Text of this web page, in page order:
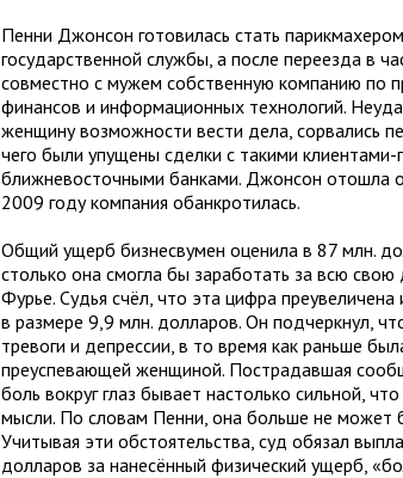
Пенни Джонсон готовилась стать
государственной службы, а после переезда в
совместно с мужем собственную компанию по
финансов и информационных технологий.
женщину возможности вести дела, сорвались
чего были упущены сделки с такими
ближневосточными банками. Джонсон отошла
2009 году компания обанкротилась.
Общий ущерб бизнесвумен оценила в 87 млн.
столько она смогла бы заработать за всю свою
Фурье. Судья счёл, что эта цифра
в размере 9,9 млн. долларов. Он подчеркнул,
тревоги и депрессии, в то время как раньше
преуспевающей женщиной. Пострадавшая
боль вокруг глаз бывает настолько сильной,
мысли. По словам Пенни, она больше не может
Учитывая эти обстоятельства, суд обязал
долларов за нанесённый физический ущерб,